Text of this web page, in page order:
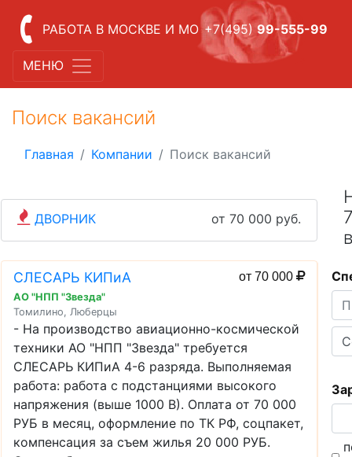
РАБОТА В МОСКВЕ И МО +7(495) 99-555-99
МЕНЮ
Поиск вакансий
Главная Компании Поиск вакансий
ДВОРНИК от 70 000 руб.
СЛЕСАРЬ КИПиА от 70 000
АО "НПП "Звезда"
Томилино, Люберцы
- На производство авиационно-космической
техники АО "НПП "Звезда" требуется
СЛЕСАРЬ КИПиА 4-6 разряда. Выполняемая
работа: работа с подстанциями высокого
напряжения (выше 1000 В). Оплата от 70 000
РУБ в месяц, оформление по ТК РФ, соцпакет,
компенсация за съем жилья 20 000 РУБ.